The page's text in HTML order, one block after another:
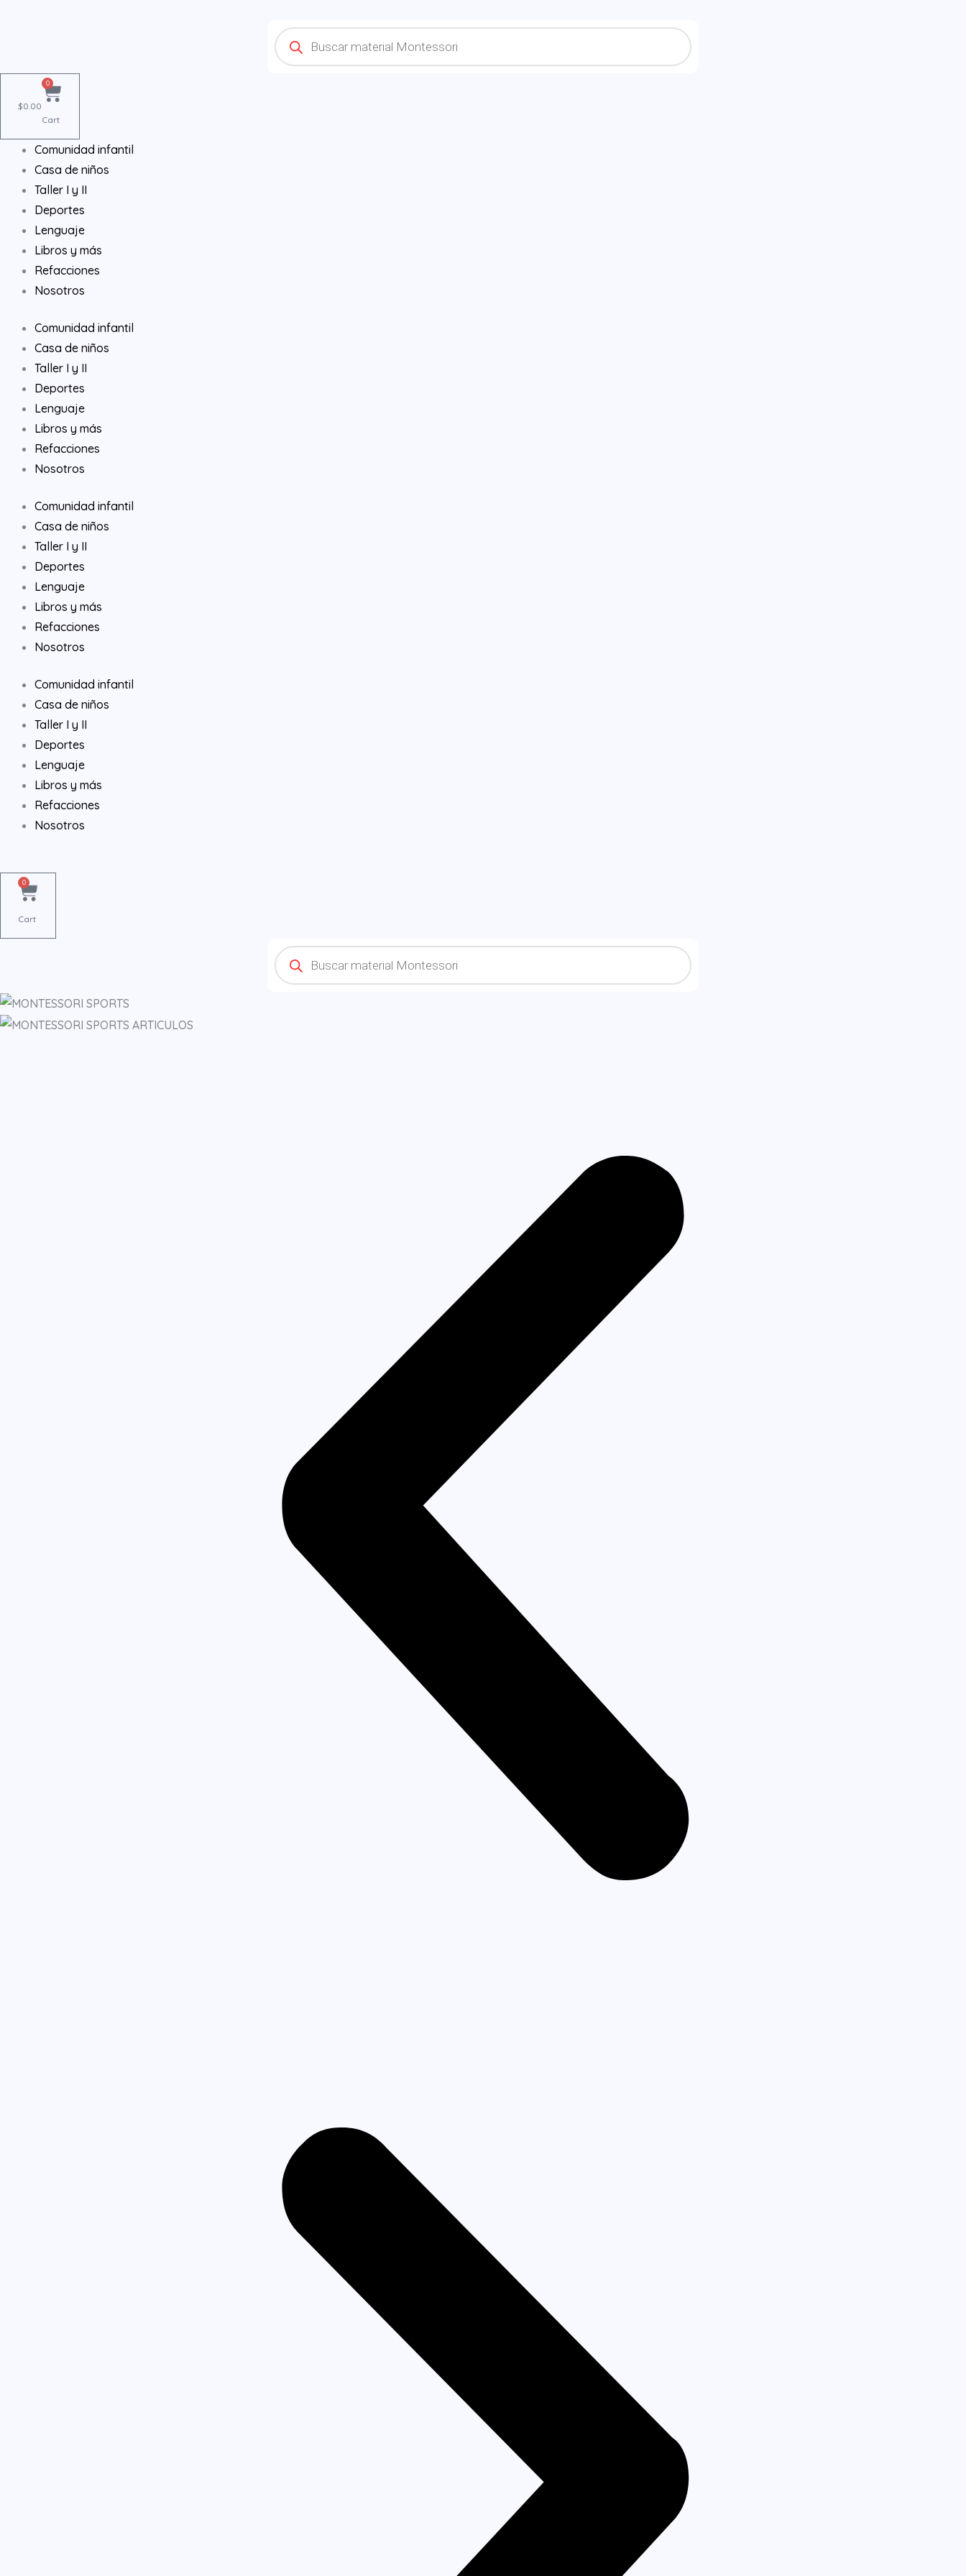
Products
search
$0.00
0
Cart
Comunidad infantil
Casa de niños
Taller I y II
Deportes
Lenguaje
Libros y más
Refacciones
Nosotros
Comunidad infantil
Casa de niños
Taller I y II
Deportes
Lenguaje
Libros y más
Refacciones
Nosotros
Comunidad infantil
Casa de niños
Taller I y II
Deportes
Lenguaje
Libros y más
Refacciones
Nosotros
Comunidad infantil
Casa de niños
Taller I y II
Deportes
Lenguaje
Libros y más
Refacciones
Nosotros
0
Cart
Products
search